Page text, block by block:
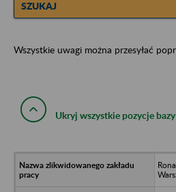
SZUKAJ
Wszystkie uwagi można przesyłać
Ukryj wszystkie pozycje bazy